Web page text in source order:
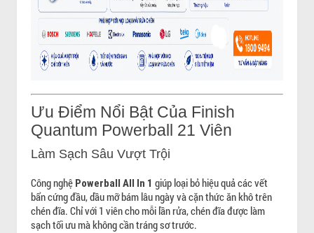
Ưu Điểm Nổi Bật Của Finish
Quantum Powerball 21 Viên
Làm Sạch Sâu Vượt Trội
Công nghệ Powerball All In 1 giúp loại bỏ hiệu quả các vết
bẩn cứng đầu, dầu mỡ bám lâu ngày và cặn thức ăn khô trên
chén đĩa. Chỉ với 1 viên cho mỗi lần rửa, chén đĩa được làm
sạch tối ưu mà không cần tráng sơ trước.